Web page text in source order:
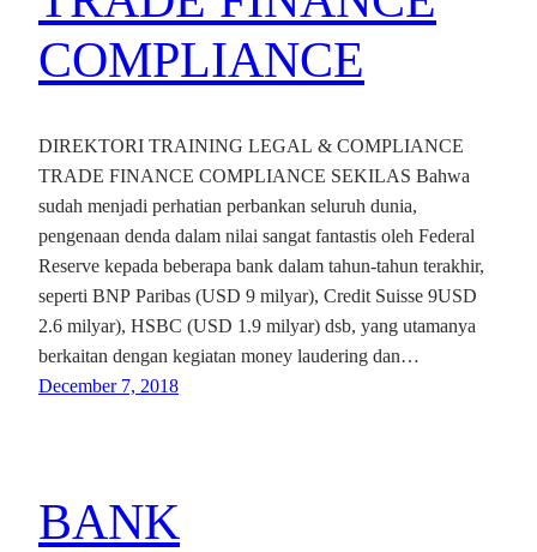
COMPLIANCE
DIREKTORI TRAINING LEGAL & COMPLIANCE
TRADE FINANCE COMPLIANCE SEKILAS Bahwa
sudah menjadi perhatian perbankan seluruh dunia,
pengenaan denda dalam nilai sangat fantastis oleh Federal
Reserve kepada beberapa bank dalam tahun-tahun terakhir,
seperti BNP Paribas (USD 9 milyar), Credit Suisse 9USD
2.6 milyar), HSBC (USD 1.9 milyar) dsb, yang utamanya
berkaitan dengan kegiatan money laudering dan…
December 7, 2018
BANK